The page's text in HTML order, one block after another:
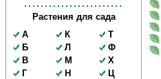
Растения для сада
А
Б
В
Г
К
Л
М
Н
Т
Ф
Х
Ц